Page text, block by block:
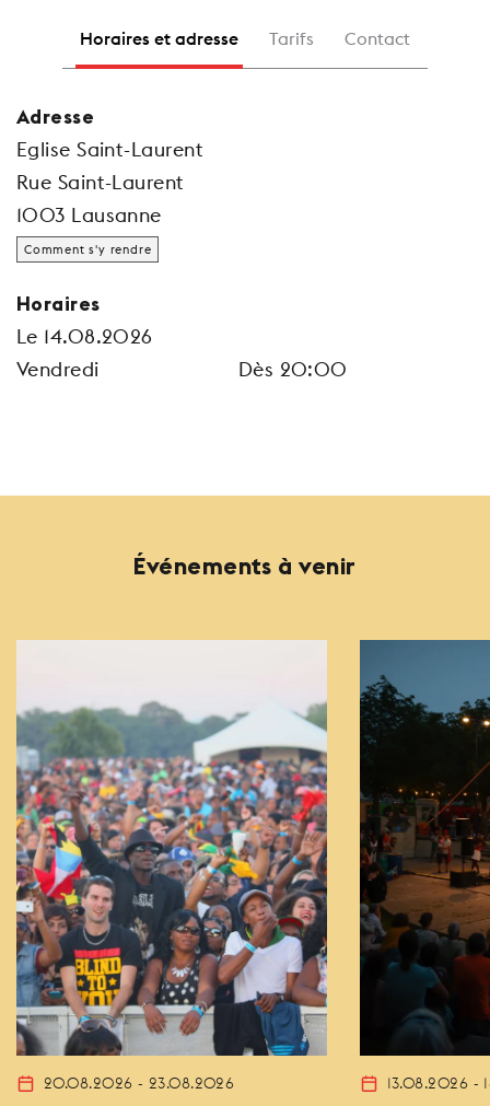
Horaires et adresse Tarifs Contact
Adresse
Eglise Saint-Laurent
Rue Saint-Laurent
1003 Lausanne
Comment s'y rendre
Horaires
Le 14.08.2026
Vendredi
Dès 20:00
Événements à venir
20.08.2026 - 23.08.2026 13.08.2026 -